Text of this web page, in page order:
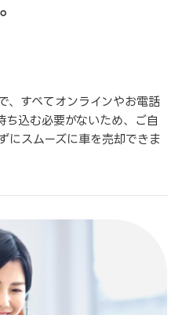
、すべてオンラインやお電話
ち込む必要がないため、ご自
にスムーズに車を売却できま